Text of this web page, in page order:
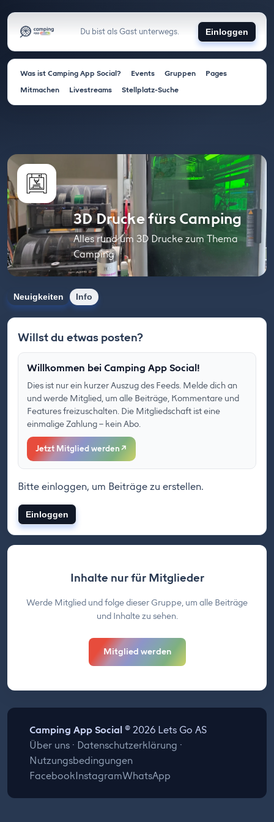
Du bist als Gast unterwegs. Einloggen
Was ist Camping App Social? Events Gruppen
Pages
Mitmachen
Livestreams Stellplatz-Suche
3D Drucke fürs Camping
Alles rund um 3D Drucke zum Thema
Camping
Neuigkeiten Info
Willst du etwas posten?
Willkommen bei Camping App Social!
Dies ist nur ein kurzer Auszug des Feeds. Melde dich an
und werde Mitglied, um alle Beiträge, Kommentare und
Features freizuschalten. Die Mitgliedschaft ist eine
einmalige Zahlung – kein Abo.
Jetzt Mitglied werden ↗
Bitte einloggen, um Beiträge zu erstellen.
Einloggen
Inhalte nur für Mitglieder
Werde Mitglied und folge dieser Gruppe, um alle Beiträge
und Inhalte zu sehen.
Mitglied werden
Camping App Social© 2026 Lets Go AS
Über uns· Datenschutzerklärung ·
Nutzungsbedingungen
FacebookInstagramWhatsApp